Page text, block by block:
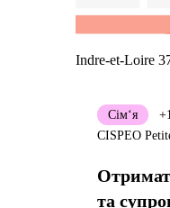
Indre-et-Loire
та
Сім‘я
+1
CISPEO